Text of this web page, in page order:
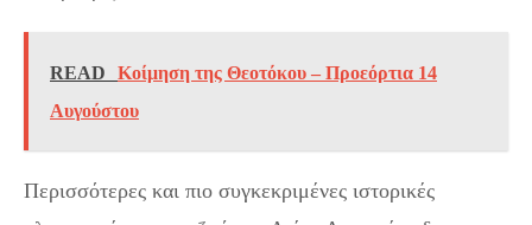
READ
Koίμηση της Θεοτόκου – Προεόρτια 14
Αυγούστου
Περισσότερες και πιο συγκεκριμένες ιστορικές